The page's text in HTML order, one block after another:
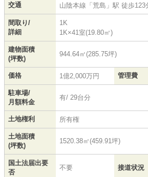
交通 山陰本線 「 荒島 」駅 徒歩123
間取り/
詳細
1K
1K×41室(19.80㎡)
建物面積
(坪数)
944.64㎡(285.75坪)
価格 1億2,000万円 管理費
駐車場/
月額料金
有/ 29台分
土地権利 所有権
土地面積
(坪数)
1520.38㎡(459.91坪)
国土法届出要
否
不要 接道状況